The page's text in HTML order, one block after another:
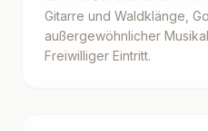
Gitarre und Waldklänge,
außergewöhnlicher
Freiwilliger Eintritt.